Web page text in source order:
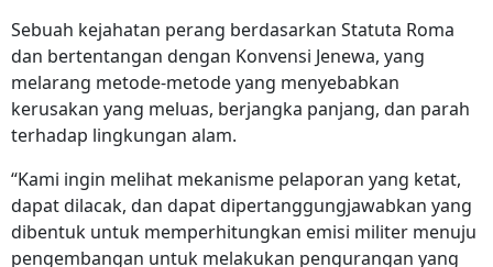
Sebuah kejahatan perang berdasarkan Statuta Roma
dan bertentangan dengan Konvensi Jenewa, yang
melarang metode-metode yang menyebabkan
kerusakan yang meluas, berjangka panjang, dan parah
terhadap lingkungan alam.
“Kami ingin melihat mekanisme pelaporan yang ketat,
dapat dilacak, dan dapat dipertanggungjawabkan yang
dibentuk untuk memperhitungkan emisi militer menuju
pengembangan untuk melakukan pengurangan yang